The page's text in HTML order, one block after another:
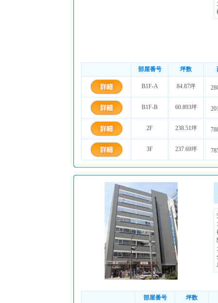
部屋番号 坪数
B1F-A 84.87坪
B1F-B 60.893坪
2F 238.51坪
3F 237.69坪
部屋番号 坪数